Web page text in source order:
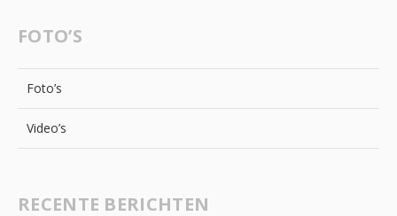
FOTO’S
Foto’s
Video’s
RECENTE BERICHTEN